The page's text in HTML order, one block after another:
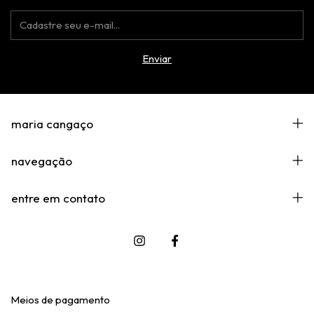
maria cangaço
navegação
entre em contato
Meios de pagamento